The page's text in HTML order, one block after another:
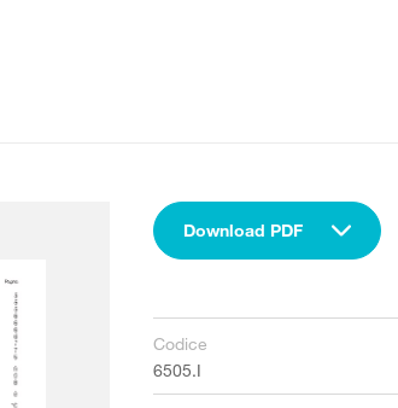
Download PDF
Codice
6505.I